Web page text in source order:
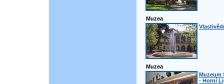
Muzea
Muzea
Muzeum
- Horní